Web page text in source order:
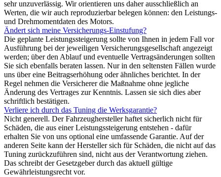
sehr unzuverlässig. Wir orientieren uns daher ausschließlich an
Werten, die wir auch reproduzierbar belegen können: den Leistungs-
und Drehmomentdaten des Motors.
Ändert sich meine Versicherungs-Einstufung?
Die geplante Leistungssteigerung sollte von Ihnen in jedem Fall vor
Ausführung bei der jeweiligen Versicherungsgesellschaft angezeigt
werden; über den Ablauf und eventuelle Vertragsänderungen sollten
Sie sich ebenfalls beraten lassen. Nur in den seltensten Fällen wurde
uns über eine Beitragserhöhung oder ähnliches berichtet. In der
Regel nehmen die Versicherer die Maßnahme ohne jegliche
Änderung des Vertrages zur Kenntnis. Lassen sie sich dies aber
schriftlich bestätigen.
Verliere ich durch das Tuning die Werksgarantie?
Nicht generell. Der Fahrzeughersteller haftet sicherlich nicht für
Schäden, die aus einer Leistungssteigerung entstehen - dafür
erhalten Sie von uns optional eine umfassende Garantie. Auf der
anderen Seite kann der Hersteller sich für Schäden, die nicht auf das
Tuning zurückzuführen sind, nicht aus der Verantwortung ziehen.
Das schreibt der Gesetzgeber durch das aktuell gültige
Gewährleistungsrecht vor.